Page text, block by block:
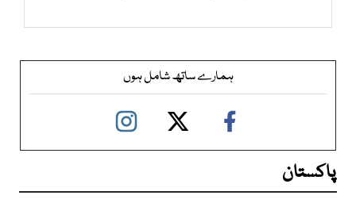
ہمارے ساتھ شامل ہوں
پاکستان